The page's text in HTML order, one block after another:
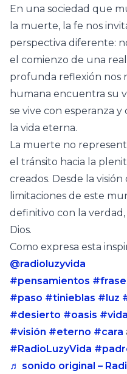
En una sociedad que
la muerte, la fe nos
perspectiva diferente:
el comienzo de una
profunda reflexión nos
humana encuentra su
se vive con esperanza
la vida eterna.
La muerte no
el tránsito hacia la
creados. Desde la visión
limitaciones de este
definitivo con la
Dios.
Como expresa esta
@radioluzyvida
#pensamientos
#paso #tinieblas #luz
#desierto #oasis #vida
#visión #eterno #cara
#RadioLuzyVida
♬ sonido original –